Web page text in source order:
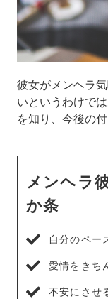
彼女がメンヘラ
いというわけで
を知り、今後の
メンヘラ
か条
自分のペー
愛情をきち
不安にさせ